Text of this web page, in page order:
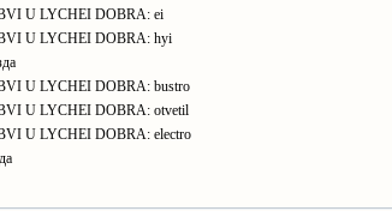
U LYCHEI DOBRA: ei
U LYCHEI DOBRA: hyi
U LYCHEI DOBRA: bustro
U LYCHEI DOBRA: otvetil
U LYCHEI DOBRA: electro